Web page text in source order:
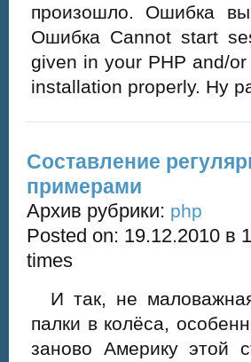
произошло. Ошибка
Ошибка Cannot start
given in your PHP and/
installation properly. Ну
Составление
примерами
Архив рубрики: php
Posted on: 19.12.2010 в
times
И так, не
палки в колёса,
заново Америку этой